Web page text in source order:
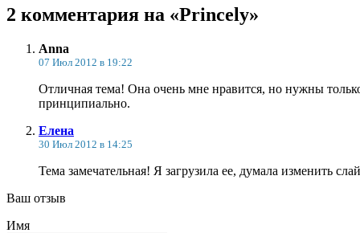
2 комментария на «Princely»
Anna
07 Июл 2012 в 19:22
Отличная тема! Она очень мне нравится, но нужны
принципиально.
Елена
30 Июл 2012 в 14:25
Тема замечательная! Я загрузила ее, думала изменить
Ваш отзыв
Имя